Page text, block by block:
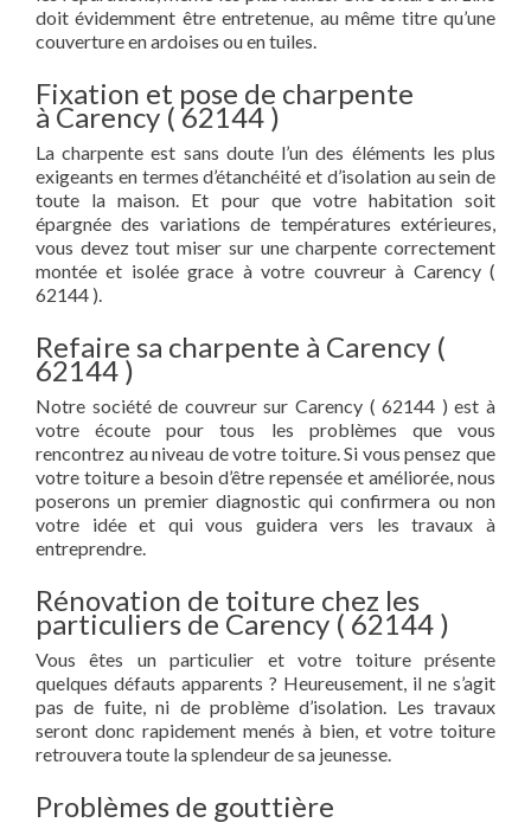
doit évidemment être entretenue, au même titre qu’une
couverture en ardoises ou en tuiles.
Fixation et pose de charpente
à Carency ( 62144 )
La charpente est sans doute l’un des éléments les plus
exigeants en termes d’étanchéité et d’isolation au sein de
toute la maison. Et pour que votre habitation soit
épargnée des variations de températures extérieures,
vous devez tout miser sur une charpente correctement
montée et isolée grace à votre couvreur à Carency (
62144 ).
Refaire sa charpente à Carency (
62144 )
Notre société de couvreur sur Carency ( 62144 ) est à
votre écoute pour tous les problèmes que vous
rencontrez au niveau de votre toiture. Si vous pensez que
votre toiture a besoin d’être repensée et améliorée, nous
poserons un premier diagnostic qui confirmera ou non
votre idée et qui vous guidera vers les travaux à
entreprendre.
Rénovation de toiture chez les
particuliers de Carency ( 62144 )
Vous êtes un particulier et votre toiture présente
quelques défauts apparents ? Heureusement, il ne s’agit
pas de fuite, ni de problème d’isolation. Les travaux
seront donc rapidement menés à bien, et votre toiture
retrouvera toute la splendeur de sa jeunesse.
Problèmes de gouttière